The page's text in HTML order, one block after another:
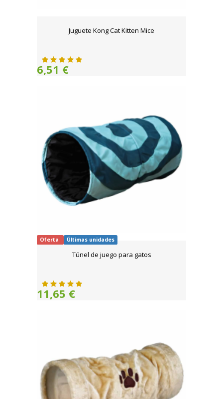
Juguete Kong Cat Kitten Mice
6,51 €
Oferta Últimas unidades
Túnel de juego para gatos
11,65 €